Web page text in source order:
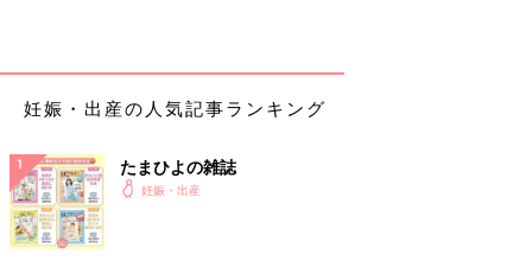
妊娠・出産の人気記事ランキング
たまひよの雑誌
妊娠・出産